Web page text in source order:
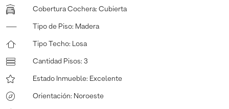
Cobertura Cochera: Cubierta
Tipo de Piso: Madera
Tipo Techo: Losa
Cantidad Pisos: 3
Estado Inmueble: Excelente
Orientación: Noroeste